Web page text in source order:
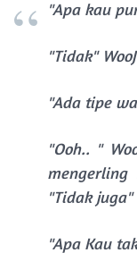
"Apa kau
"Tidak"
"Ada tipe
"Ooh.. "
"Tidak juga"
"Apa Kau